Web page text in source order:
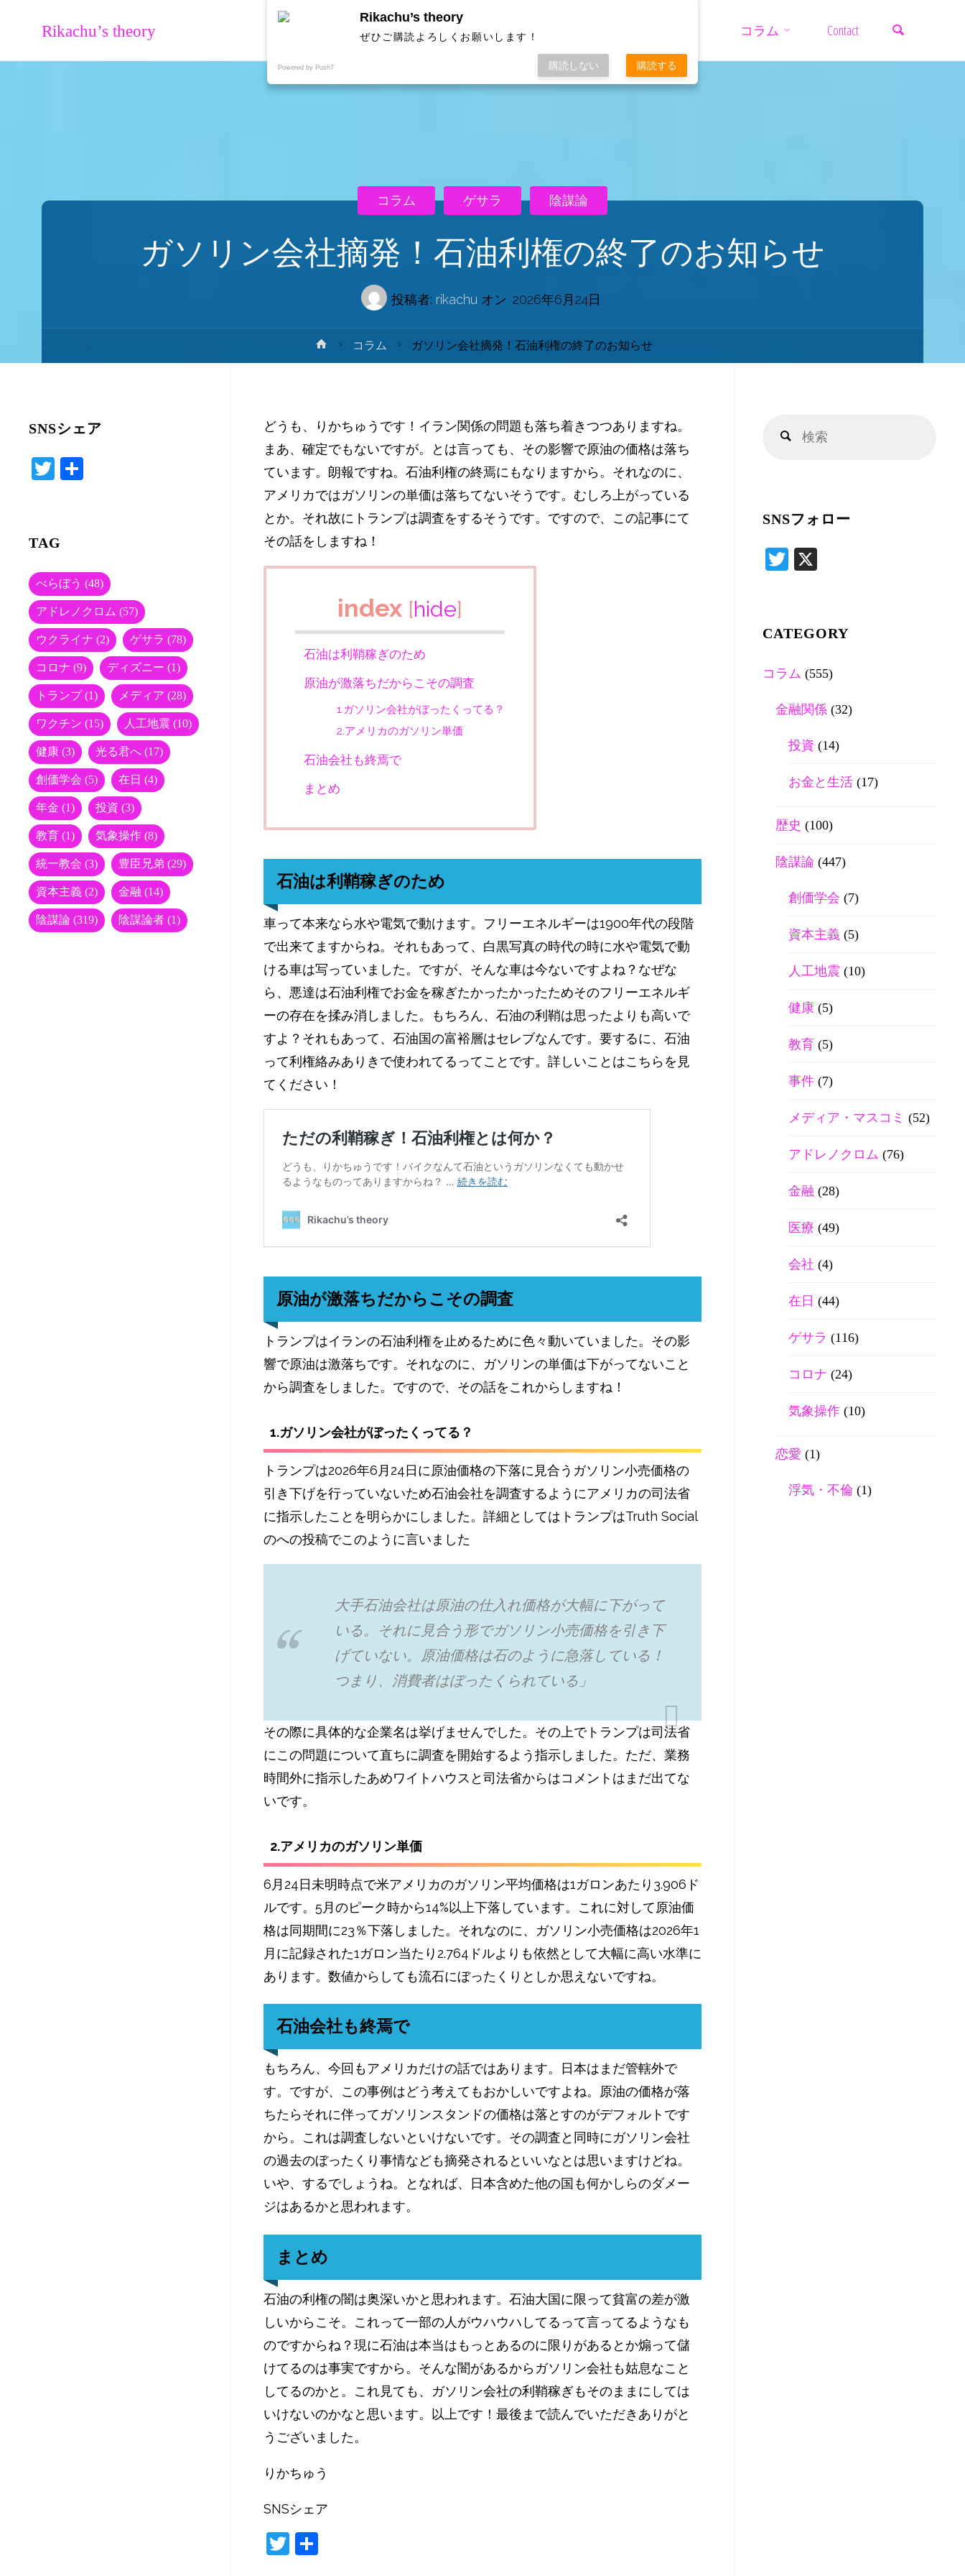
Rikachu’s theory
ツ
へ
コラム Contact
ガソリン会社摘発！石油利権の終了のお知らせ
投稿者: rikachu オン 2026年6月24日
コラム ゲサラ 陰謀論
ホ
ー
コラム ガソリン会社摘発！石油利権の終了のお知らせ
どうも、りかちゅうです！イラン関係の問題も落ち着きつつありますね。
まあ、確定でもないですが。とは言っても、その影響で原油の価格は落ち
ています。朗報ですね。石油利権の終焉にもなりますから。それなのに、
アメリカではガソリンの単価は落ちてないそうです。むしろ上がっている
とか。それ故にトランプは調査をするそうです。ですので、この記事にて
その話をしますね！
index [hide]
石油は利鞘稼ぎのため
原油が激落ちだからこその調査
1.ガソリン会社がぼったくってる？
2.アメリカのガソリン単価
石油会社も終焉で
まとめ
石油は利鞘稼ぎのため
車って本来なら水や電気で動けます。フリーエネルギーは1900年代の段階
で出来てますからね。それもあって、白黒写真の時代の時に水や電気で動
ける車は写っていました。ですが、そんな車は今ないですよね？なぜな
ら、悪達は石油利権でお金を稼ぎたかったかったためそのフリーエネルギ
ーの存在を揉み消しました。もちろん、石油の利鞘は思ったよりも高いで
すよ？それもあって、石油国の富裕層はセレブなんです。要するに、石油
って利権絡みありきで使われてるってことです。詳しいことはこちらを見
てください！
原油が激落ちだからこその調査
トランプはイランの石油利権を止めるために色々動いていました。その影
響で原油は激落ちです。それなのに、ガソリンの単価は下がってないこと
から調査をしました。ですので、その話をこれからしますね！
1.ガソリン会社がぼったくってる？
トランプは2026年6月24日に原油価格の下落に見合うガソリン‌小売価格の
引き下げを行っていない⁠ため石油会社を調査するようにアメリカの司法省
に指示したことを明らかにしました。詳細としてはトランプはTruth Social
のへの投稿でこのように言いました
大手石油‌会社は原油の仕入れ価格が大幅に下がって
いる。それ‌に見合う形でガソリン‌小売価格を引き下
げていな​い。原油価格は石のように急落している！
つ‌まり、消費者はぼったくられている」
その際に‌具体的な企業名は​挙げませんでした。その上でトランプは司法省
に‌この問題について直ちに調査を開始するよう指示⁠しました。ただ、業務
時間外に指示したあめワイトハウスと司法省からはコメントはまだ出てな
いです。
2.アメリカのガソリン単価
6月24日未明時点で米アメリカのガソリン平均価格は1ガロンあたり3.906ド
ルです。5月のピーク時から14%以上下落しています。これに対して原⁠油価
格は同期間に23％下落しました。それなのに、ガソリン小売価格は2026年1
月に記録された1ガロン​当たり2.764ドルよりも依然として大幅に高い水準に
あります。数値からしても流石にぼったくりとしか思えないですね。
石油会社も終焉で
もちろん、今回もアメリカだけの話ではあります。日本はまだ管轄外で
す。ですが、この事例はどう考えてもおかしいですよね。原油の価格が落
ちたらそれに伴ってガソリンスタンドの価格は落とすのがデフォルトです
から。これは調査しないといけないです。その調査と同時にガソリン会社
の過去のぼったくり事情なども摘発されるといいなとは思いますけどね。
いや、するでしょうね。となれば、日本含めた他の国も何かしらのダメー
ジはあるかと思われます。
まとめ
石油の利権の闇は奥深いかと思われます。石油大国に限って貧富の差が激
しいからこそ。これって一部の人がウハウハしてるって言ってるようなも
のですからね？現に石油は本当はもっとあるのに限りがあるとか煽って儲
けてるのは事実ですから。そんな闇があるからガソリン会社も姑息なこと
してるのかと。これ見ても、ガソリン会社の利鞘稼ぎもそのままにしては
いけないのかなと思います。以上です！最後まで読んでいただきありがと
うございました。
りかちゅう
SNSシェア
T
SNSシェア
T
r
TAG
べらぼう (48)
アドレノクロム (57)
ウクライナ (2) ゲサラ (78)
コロナ (9) ディズニー (1)
トランプ(1) メディア (28)
ワクチン (15) 人工地震 (10)
健康 (3) 光る君へ (17)
創価学会 (5) 在日 (4)
年金 (1) 投資 (3)
教育 (1) 気象操作 (8)
統一教会 (3) 豊臣兄弟 (29)
資本主義 (2) 金融 (14)
陰謀論 (319) 陰謀論者 (1)
検
SNSフォロー
T
r
CATEGORY
コラム (555)
金融関係 (32)
投資 (14)
お金と生活 (17)
歴史 (100)
陰謀論 (447)
創価学会 (7)
資本主義 (5)
人工地震 (10)
健康 (5)
教育 (5)
事件 (7)
メディア・マスコミ (52)
アドレノクロム (76)
金融 (28)
医療 (49)
会社 (4)
在日 (44)
ゲサラ (116)
コロナ (24)
気象操作 (10)
恋愛 (1)
浮気・不倫 (1)
Rikachu’s theory
ぜひご購読よろしくお願いします！
Powered by Push7 購読しない 購読する